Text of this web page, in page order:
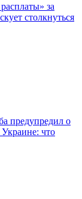
за
столкнуться
предупредил о
что